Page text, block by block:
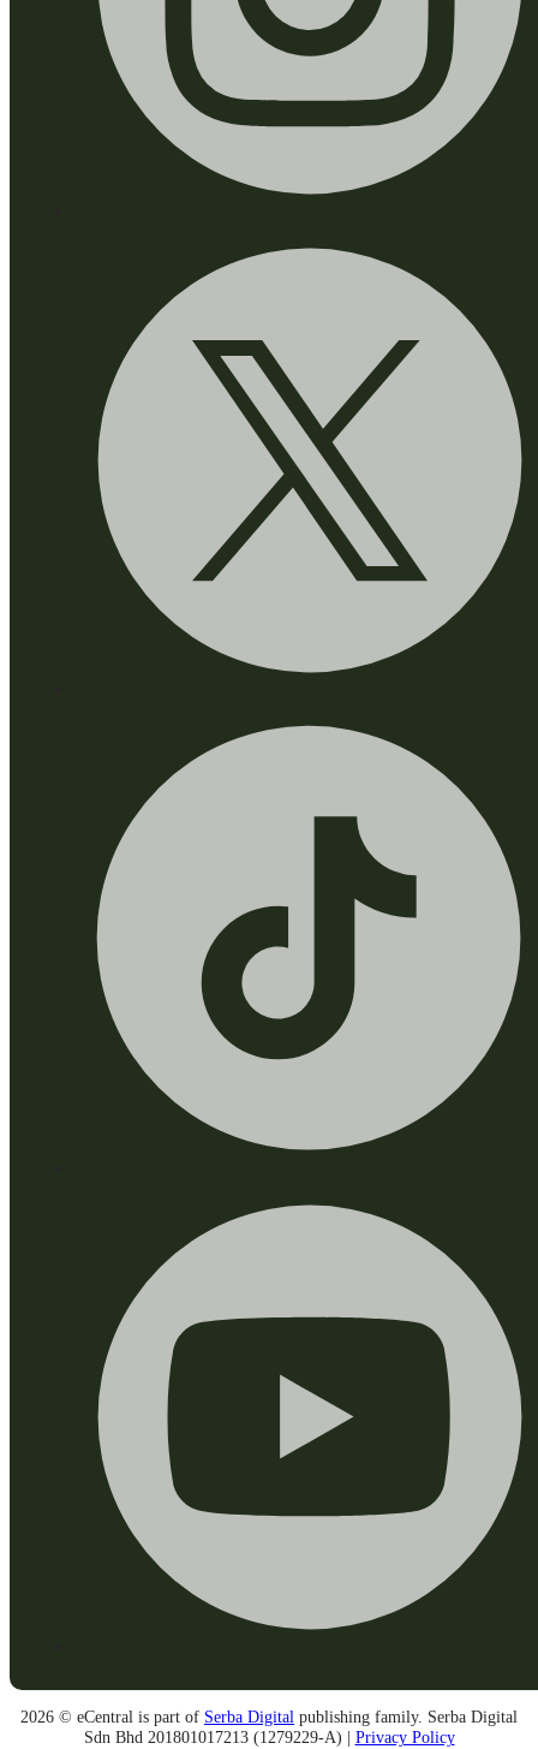
2026 © eCentral is part of Serba Digital publishing family. Serba Digital
Sdn Bhd 201801017213 (1279229-A) | Privacy Policy